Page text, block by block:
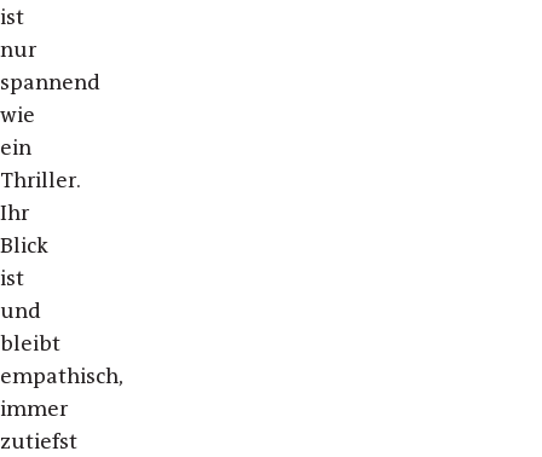
ist
nur
spannend
wie
ein
Thriller.
Ihr
Blick
ist
und
bleibt
empathisch,
immer
zutiefst